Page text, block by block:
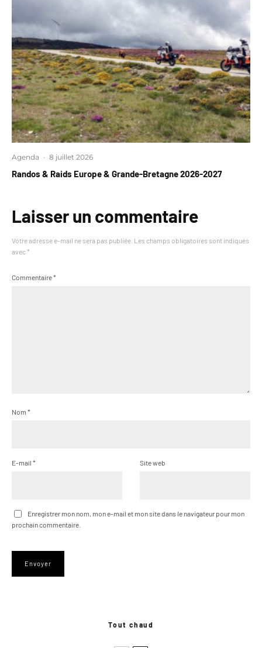
Agenda · 8 juillet 2026
Randos & Raids Europe & Grande-Bretagne 2026-2027
Laisser un commentaire
Votre adresse e-mail ne sera pas publiée. Les champs obligatoires sont indiqués
avec *
Commentaire*
Nom *
E-mail * Site web
Enregistrer mon nom, mon e-mail et mon site dans le navigateur pour mon
prochain commentaire.
Tout chaud